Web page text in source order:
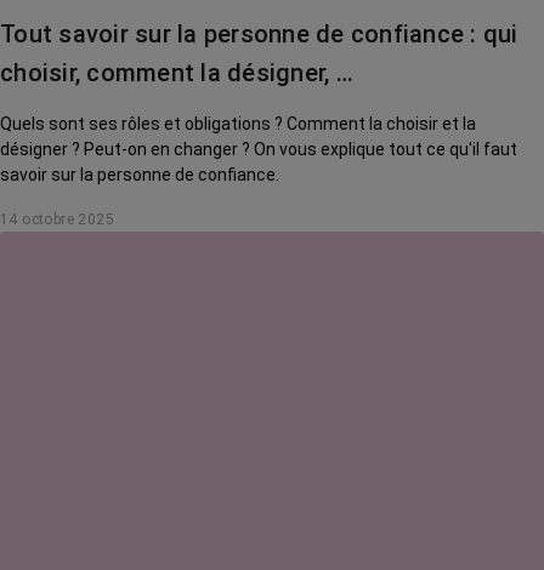
Tout savoir sur la personne de confiance : qui
choisir, comment la désigner, …
Quels sont ses rôles et obligations ? Comment la choisir et la
désigner ? Peut-on en changer ? On vous explique tout ce qu'il faut
savoir sur la personne de confiance.
14 octobre 2025